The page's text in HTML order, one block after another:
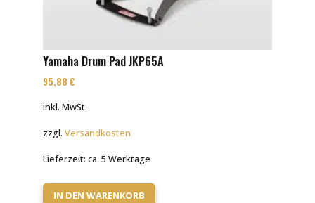
Yamaha Drum Pad JKP65A
95,88 €
inkl. MwSt.
zzgl. Versandkosten
Lieferzeit: ca. 5 Werktage
IN DEN WARENKORB